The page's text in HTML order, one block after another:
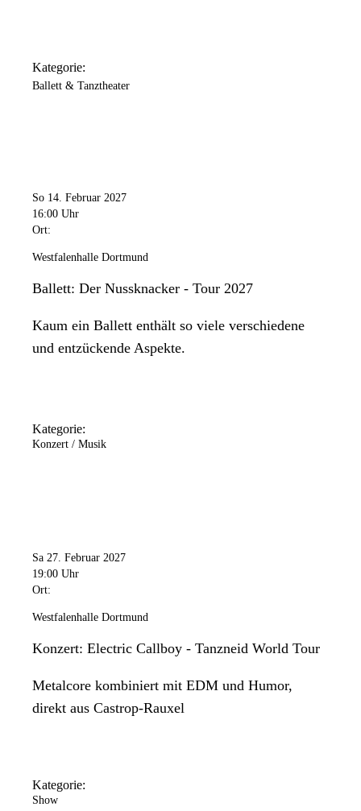
Kategorie:
Ballett & Tanztheater
So 14. Februar 2027
16:00 Uhr
Ort:
Westfalenhalle Dortmund
Ballett: Der Nussknacker - Tour 2027
Kaum ein Ballett enthält so viele verschiedene
und entzückende Aspekte.
Kategorie:
Konzert / Musik
Sa 27. Februar 2027
19:00 Uhr
Ort:
Westfalenhalle Dortmund
Konzert: Electric Callboy - Tanzneid World Tour
Metalcore kombiniert mit EDM und Humor,
direkt aus Castrop-Rauxel
Kategorie:
Show